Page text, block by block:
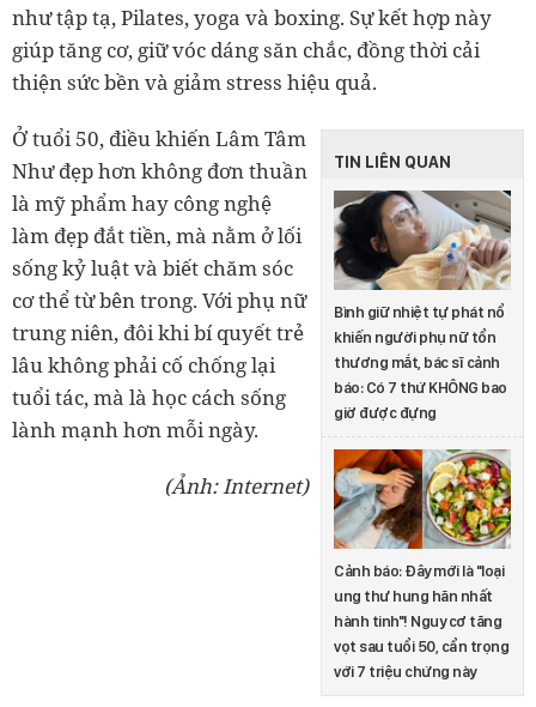
như tập tạ, Pilates, yoga và boxing. Sự kết hợp này
giúp tăng cơ, giữ vóc dáng săn chắc, đồng thời cải
thiện sức bền và giảm stress hiệu quả.
TIN LIÊN QUAN
Bình giữ nhiệt tự phát nổ
khiến người phụ nữ tổn
thương mắt, bác sĩ cảnh
báo: Có 7 thứ KHÔNG bao
giờ được đựng
Cảnh báo: Đây mới là "loại
ung thư hung hãn nhất
hành tinh"! Nguy cơ tăng
vọt sau tuổi 50, cẩn trọng
với 7 triệu chứng này
Ở tuổi 50, điều khiến Lâm Tâm
Như đẹp hơn không đơn thuần
là mỹ phẩm hay công nghệ
làm đẹp đắt tiền, mà nằm ở lối
sống kỷ luật và biết chăm sóc
cơ thể từ bên trong. Với phụ nữ
trung niên, đôi khi bí quyết trẻ
lâu không phải cố chống lại
tuổi tác, mà là học cách sống
lành mạnh hơn mỗi ngày.
(Ảnh: Internet)